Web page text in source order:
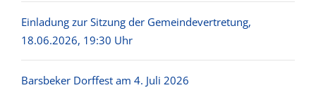
Einladung zur Sitzung der Gemeindevertretung,
18.06.2026, 19:30 Uhr
Barsbeker Dorffest am 4. Juli 2026